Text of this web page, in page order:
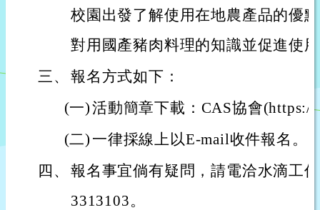
校園出發了解使用在地農產品的優
對用國產豬肉料理的知識並促進使
三、 報名方式如下：
(一)活動簡章下載：CAS協會(https://
(二) 一律採線上以E-mail收件報名。
四、 報名事宜倘有疑問，請電洽水滴工
3313103。